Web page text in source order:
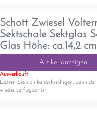
Schott Zwiesel
Sektschale Sektglas
Glas Höhe: ca.14,2 cm
Artikel anzeigen
Ausverkauft
Lassen Sie sich benachrichigen, wenn
wieder verfügbar ist.